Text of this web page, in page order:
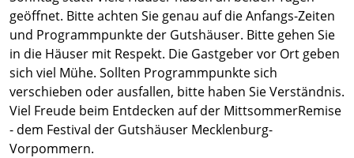
geöffnet. Bitte achten Sie genau auf die Anfangs-Zeiten
und Programmpunkte der Gutshäuser. Bitte gehen Sie
in die Häuser mit Respekt. Die Gastgeber vor Ort geben
sich viel Mühe. Sollten Programmpunkte sich
verschieben oder ausfallen, bitte haben Sie Verständnis.
Viel Freude beim Entdecken auf der MittsommerRemise
- dem Festival der Gutshäuser Mecklenburg-
Vorpommern.